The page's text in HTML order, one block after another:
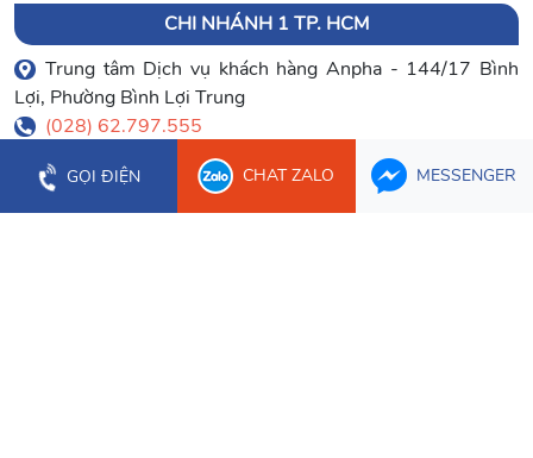
CHI NHÁNH 1 TP. HCM
Trung tâm Dịch vụ khách hàng Anpha - 144/17 Bình
Lợi, Phường Bình Lợi Trung
(028) 62.797.555
CHI NHÁNH HÀ NỘI
GỌI ĐIỆN CHAT ZALO MESSENGER